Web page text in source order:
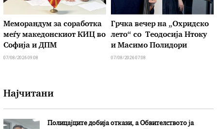
Меморандум за соработка
меѓу македонскиот КИЦ во
Софија и ДПМ
07/08/2026 09:08
Грчка вечер на „Охридско
лето“ со Теодосија Нтоку
и Масимо Полидори
07/08/2026 07:08
Најчитани
Полицајците добија откази, а Обвителството ја